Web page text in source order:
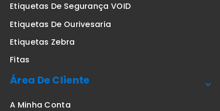
Etiquetas De Segurança VOID
Etiquetas De Ourivesaria
Etiquetas Zebra
Fitas
Área De Cliente
A Minha Conta